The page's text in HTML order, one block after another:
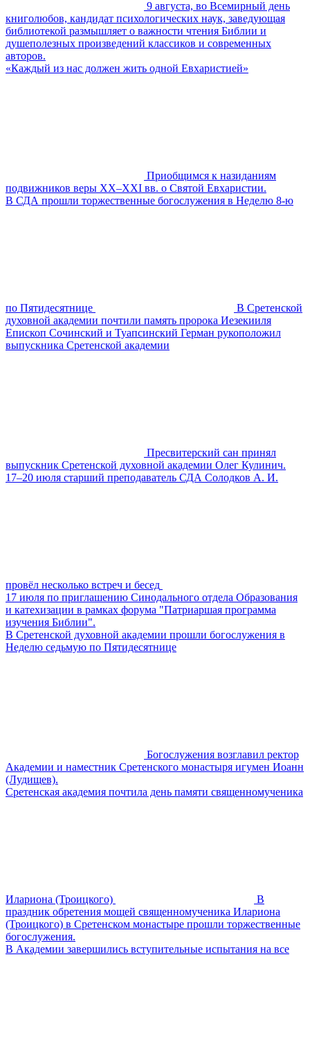
9 августа, во Всемирный день
книголюбов, кандидат психологических наук, заведующая
библиотекой размышляет о важности чтения Библии и
душеполезных произведений классиков и современных
авторов.
«Каждый из нас должен жить одной Евхаристией»
Приобщимся к назиданиям
подвижников веры XX–XXI вв. о Святой Евхаристии.
В СДА прошли торжественные богослужения в Неделю 8-ю
по Пятидесятнице
В Сретенской
духовной академии почтили память пророка Иезекииля
Епископ Сочинский и Туапсинский Герман рукоположил
выпускника Сретенской академии
Пресвитерский сан принял
выпускник Сретенской духовной академии Олег Кулинич.
17–20 июля старший преподаватель СДА Солодков А. И.
провёл несколько встреч и бесед
17 июля по приглашению Синодального отдела Образования
и катехизации в рамках форума "Патриаршая программа
изучения Библии".
В Сретенской духовной академии прошли богослужения в
Неделю седьмую по Пятидесятнице
Богослужения возглавил ректор
Академии и наместник Сретенского монастыря игумен Иоанн
(Лудищев).
Сретенская академия почтила день памяти священномученика
Илариона (Троицкого)
В
праздник обретения мощей священномученика Илариона
(Троицкого) в Сретенском монастыре прошли торжественные
богослужения.
В Академии завершились вступительные испытания на все